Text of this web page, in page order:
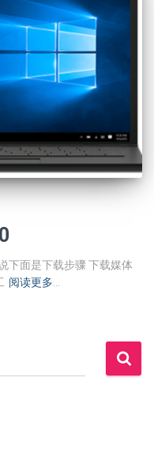
下面是下载步骤 下载媒体
阅读更多…